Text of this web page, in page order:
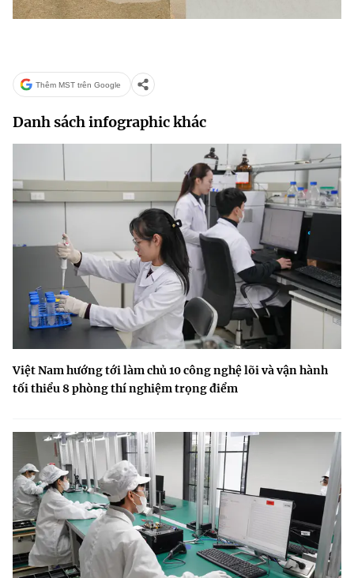
Thêm MST trên Google
Danh sách infographic khác
Việt Nam hướng tới làm chủ 10 công nghệ lõi và vận hành
tối thiểu 8 phòng thí nghiệm trọng điểm